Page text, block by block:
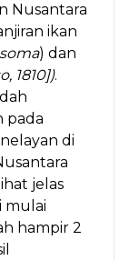
Nusantara
ikan
) dan
1810]).
pada
di
jelas
mulai
hampir 2